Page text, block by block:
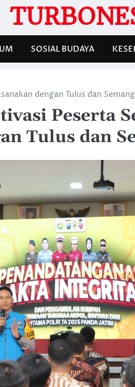
SOSIAL BUDAYA
dengan Tulus dan
Peserta
Tulus dan